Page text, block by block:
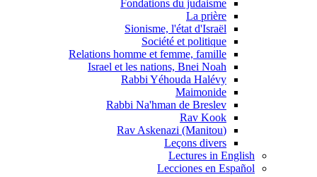
Fondations du judaisme
La prière
Sionisme, l'état d'Israël
Société et politique
Relations homme et femme, famille
Israel et les nations, Bnei Noah
Rabbi Yéhouda Halévy
Maimonide
Rabbi Na'hman de Breslev
Rav Kook
(Rav Askenazi (Manitou
Leçons divers
Lectures in English
Lecciones en Español